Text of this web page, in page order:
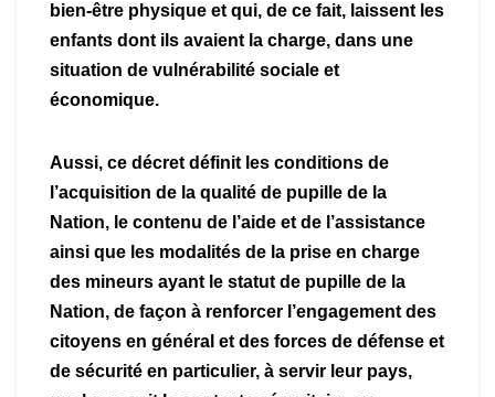
bien-être physique et qui, de ce fait, laissent les
enfants dont ils avaient la charge, dans une
situation de vulnérabilité sociale et
économique.
Aussi, ce décret définit les conditions de
l’acquisition de la qualité de pupille de la
Nation, le contenu de l’aide et de l’assistance
ainsi que les modalités de la prise en charge
des mineurs ayant le statut de pupille de la
Nation, de façon à renforcer l’engagement des
citoyens en général et des forces de défense et
de sécurité en particulier, à servir leur pays,